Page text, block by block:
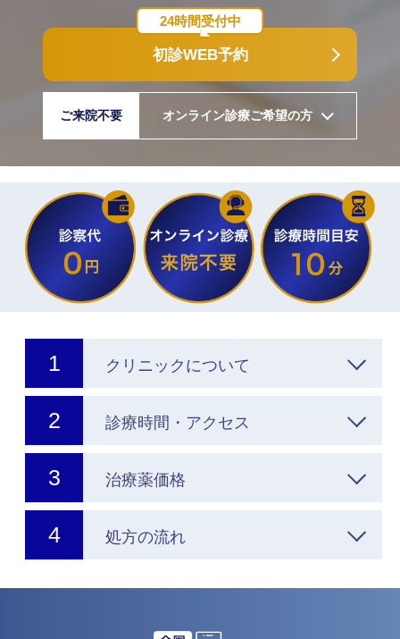
24時間受付中
初診WEB予約
ご来院不要 オンライン診療ご希望の方
クリニックについて
診療時間・アクセス
治療薬価格
処方の流れ